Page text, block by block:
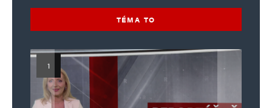
TÉMA TO